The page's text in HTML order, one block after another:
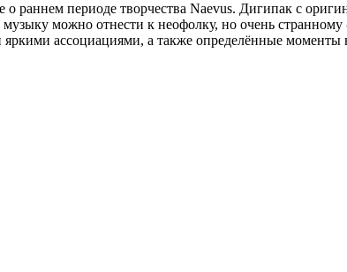
раннем периоде творчества Naevus. Дигипак с
можно отнести к неофолку, но очень
ассоциациями, а также определённые моменты